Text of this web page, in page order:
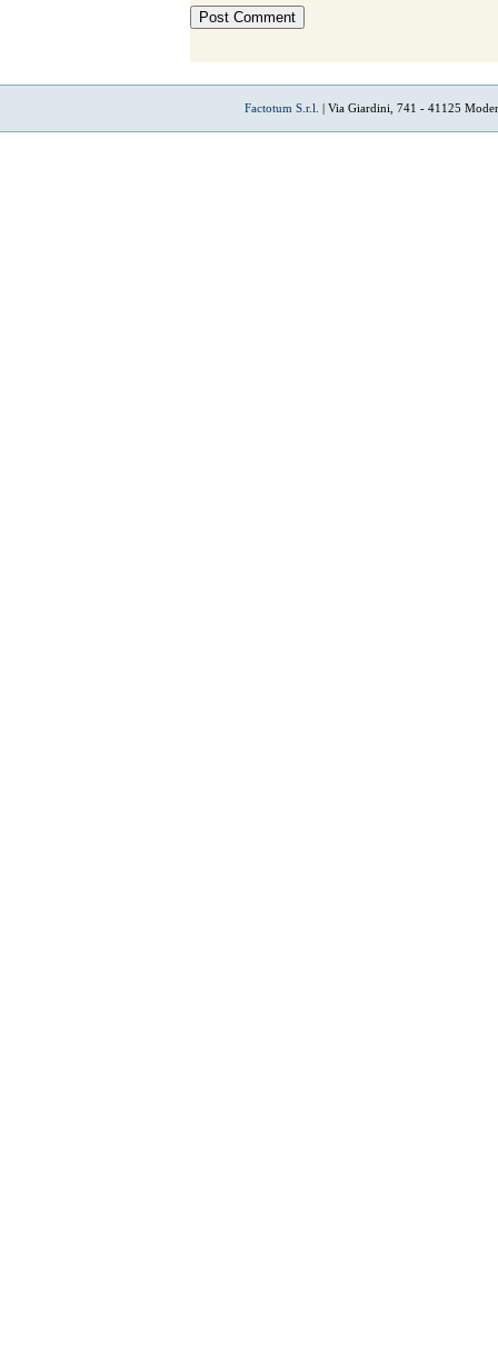
Factotum S.r.l. | Via Giardini, 741 - 41125